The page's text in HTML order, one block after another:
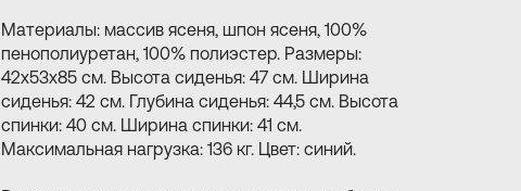
Материалы: массив ясеня, шпон ясеня, 100%
пенополиуретан, 100% полиэстер. Размеры:
42х53х85 см. Высота сиденья: 47 см. Ширина
сиденья: 42 см. Глубина сиденья: 44,5 см. Высота
спинки: 40 см. Ширина спинки: 41 см.
Максимальная нагрузка: 136 кг. Цвет: синий.